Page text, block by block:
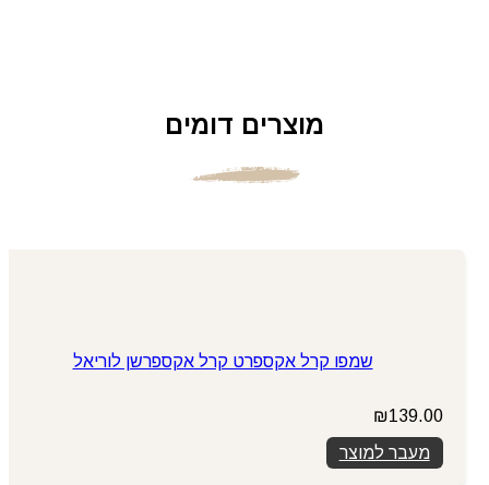
מוצרים דומים
שמפו קרל אקספרט קרל אקספרשן לוריאל
₪139.00
מעבר למוצר